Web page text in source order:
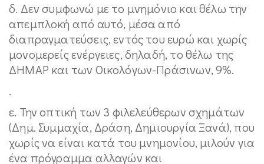
δ. Δεν συμφωνώ με το μνημόνιο και θέλω την
απεμπλοκή από αυτό, μέσα από
διαπραγματεύσεις, εντός του ευρώ και χωρίς
μονομερείς ενέργειες, δηλαδή, το θέλω της
ΔΗΜΑΡ και των Οικολόγων-Πράσινων, 9%.
.
ε. Την οπτική των 3 φιλελεύθερων σχημάτων
(Δημ. Συμμαχία, Δράση, Δημιουργία Ξανά), που
χωρίς να είναι κατά του μνημονίου, μιλούν για
ένα πρόγραμμα αλλαγών και